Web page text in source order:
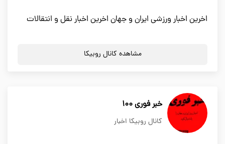
اخرین اخبار ورزشی ایران و جهان اخرین اخبار نقل و انتقالات
مشاهده کانال روبیکا
خبر فوری 100
کانال روبیکا اخبار